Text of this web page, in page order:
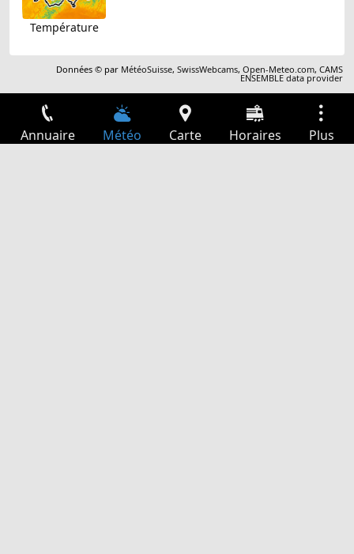
Température
Données © par MétéoSuisse,SwissWebcams,Open-Meteo.com,CAMS
ENSEMBLE data provider
Annuaire Météo Carte Horaires Plus